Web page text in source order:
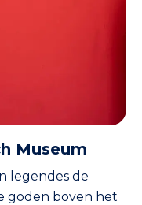
over
Museum
legendes de
goden boven het